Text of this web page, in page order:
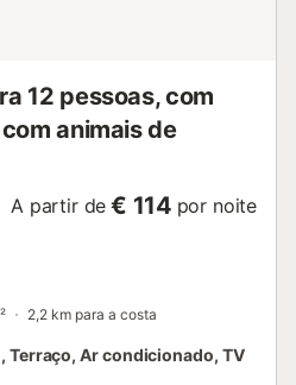
12 pessoas, com
animais de
A partir de € 114 por noite
2,2 km para a costa
Terraço, Ar condicionado, TV